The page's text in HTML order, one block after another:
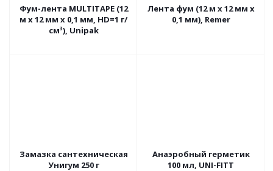
Фум-лента MULTITAPE (12
м х 12 мм х 0,1 мм, HD=1 г/
см³), Unipak
Лента фум (12 м х 12 мм х
0,1 мм), Remer
Замазка сантехническая
Унигум 250 г
Анаэробный герметик
100 мл, UNI-FITT